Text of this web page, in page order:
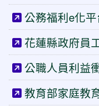
公務福利e化平
花蓮縣政府員
公職人員利益
教育部家庭教